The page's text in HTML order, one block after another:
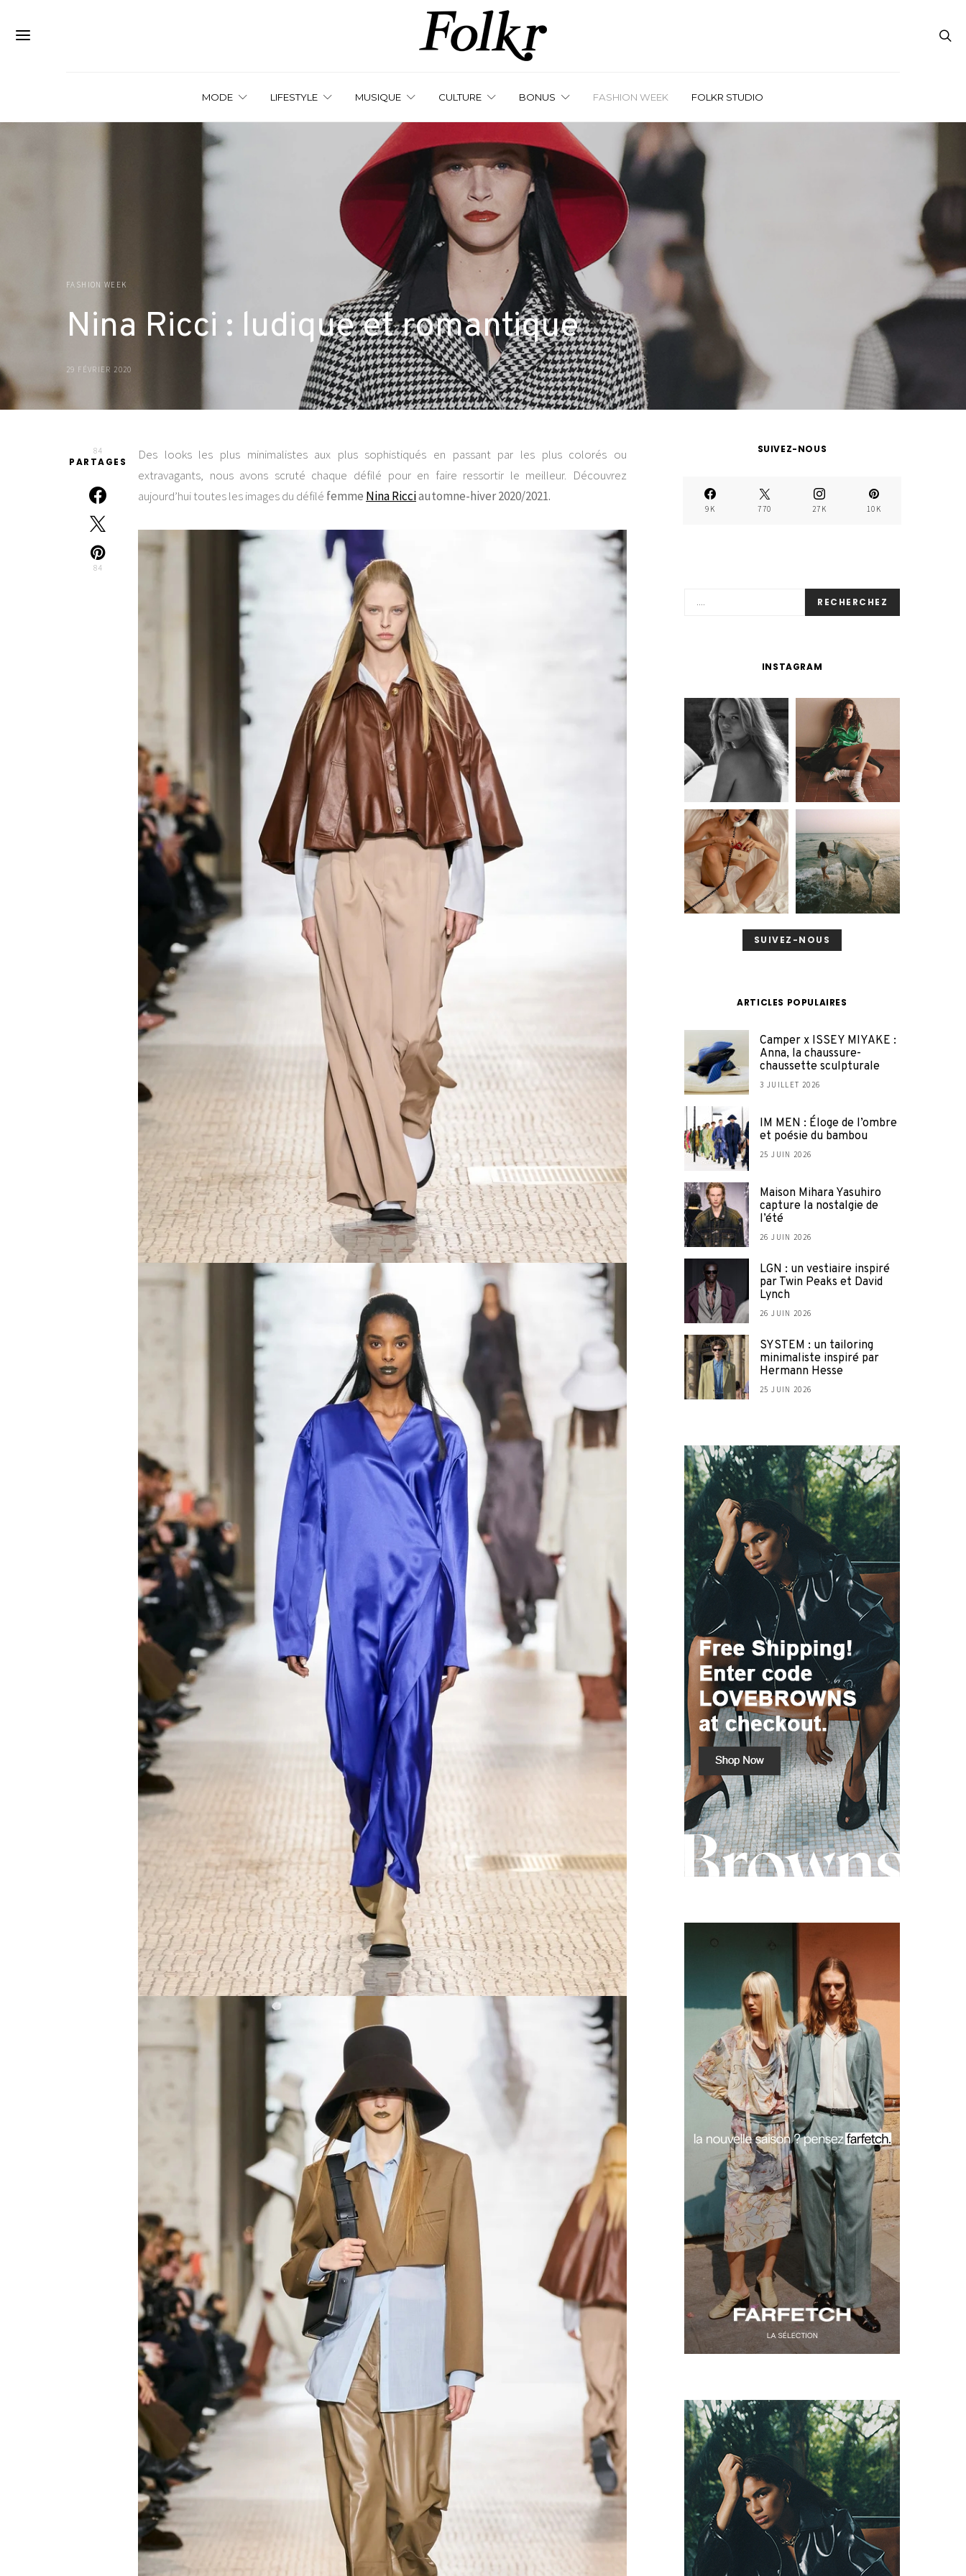
MODE LIFESTYLE MUSIQUE CULTURE BONUS FASHION WEEK FOLKR STUDIO
FASHION WEEK
Nina Ricci : ludique et romantique
29 FÉVRIER 2020
84
PARTAGES
84
Des looks les plus minimalistes aux plus sophistiqués en passant par les plus colorés ou
extravagants, nous avons scruté chaque défilé pour en faire ressortir le meilleur. Découvrez
aujourd’hui toutes les images du défilé femme Nina Ricciautomne-hiver 2020/2021.
SUIVEZ-NOUS
9K 770 27K 10K
RECHERCHEZ
INSTAGRAM
SUIVEZ-NOUS
ARTICLES POPULAIRES
Camper x ISSEY MIYAKE :
Anna, la chaussure-
chaussette sculpturale
3 JUILLET 2026
IM MEN : Éloge de l’ombre
et poésie du bambou
25 JUIN 2026
Maison Mihara Yasuhiro
capture la nostalgie de
l’été
26 JUIN 2026
LGN : un vestiaire inspiré
par Twin Peaks et David
Lynch
26 JUIN 2026
SYSTEM : un tailoring
minimaliste inspiré par
Hermann Hesse
25 JUIN 2026